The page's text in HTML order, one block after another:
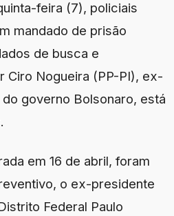
feira (7), policiais
mandado de prisão
de busca e
Ciro Nogueira (PP-PI), ex-
governo Bolsonaro, está
em 16 de abril, foram
o ex-presidente
Federal Paulo